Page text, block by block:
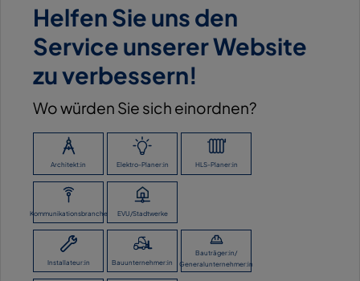
Helfen Sie uns den
Service unserer Website
zu verbessern!
Wo würden Sie sich einordnen?
Architekt:in Elektro-Planer:in HLS-Planer:in
Kommunikationsbranche EVU/Stadtwerke
Installateur:in Bauunternehmer:in
Bauträger:in/
Generalunternehmer:in
KUNSTSTOFFROHRVERBAND
E.V. FACHVERBAND DER
KUNSTSTOFFROHR-
INDUSTRIE
ZURÜCK ZUR ÜBERSICHT